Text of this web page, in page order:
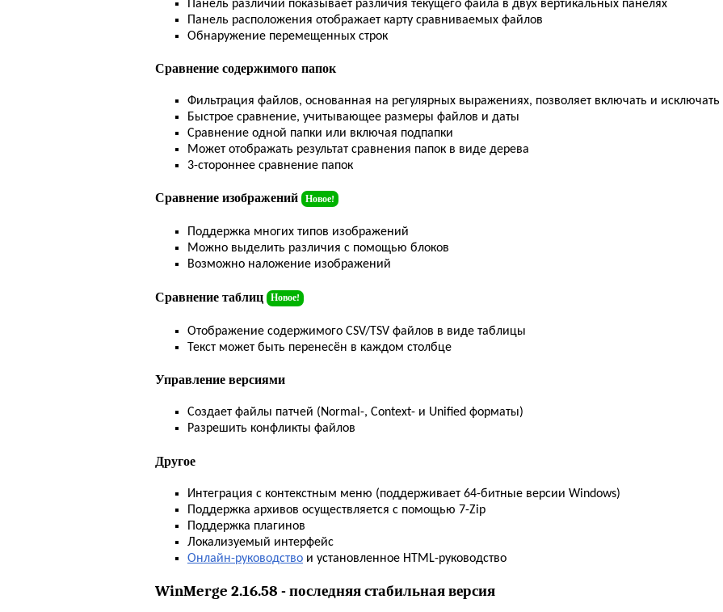
Панель различий показывает различия текущего файла в двух вертикальных панелях
Панель расположения отображает карту сравниваемых файлов
Обнаружение перемещенных строк
Сравнение содержимого папок
Фильтрация файлов, основанная на регулярных выражениях, позволяет включать и
Быстрое сравнение, учитывающее размеры файлов и даты
Сравнение одной папки или включая подпапки
Может отображать результат сравнения папок в виде дерева
3-стороннее сравнение папок
Сравнение изображений Новое!
Поддержка многих типов изображений
Можно выделить различия с помощью блоков
Возможно наложение изображений
Сравнение таблиц Новое!
Отображение содержимого CSV/TSV файлов в виде таблицы
Текст может быть перенесён в каждом столбце
Управление версиями
Создает файлы патчей (Normal-, Context- и Unified форматы)
Разрешить конфликты файлов
Другое
Интеграция с контекстным меню (поддерживает 64-битные версии Windows)
Поддержка архивов осуществляется с помощью 7-Zip
Поддержка плагинов
Локализуемый интерфейс
Онлайн-руководство и установленное HTML-руководство
WinMerge 2.16.58 - последняя стабильная версия